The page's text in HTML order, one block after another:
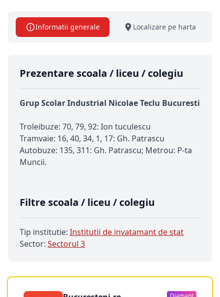
Informatii generale Localizare pe harta
Prezentare scoala / liceu / colegiu
Grup Scolar Industrial Nicolae Teclu Bucuresti
Troleibuze: 70, 79, 92: Ion tuculescu
Tramvaie: 16, 40, 34, 1, 17: Gh. Patrascu
Autobuze: 135, 311: Gh. Patrascu; Metrou: P-ta
Muncii.
Filtre scoala / liceu / colegiu
Tip institutie: Institutii de invatamant de stat
Sector: Sectorul 3